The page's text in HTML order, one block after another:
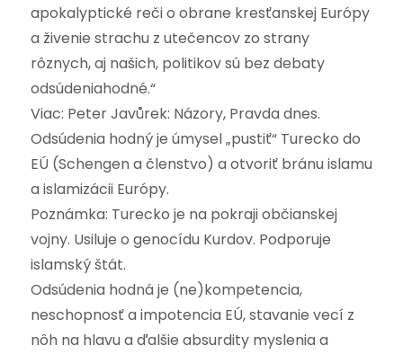
apokalyptické reči o obrane kresťanskej Európy
a živenie strachu z utečencov zo strany
rôznych, aj našich, politikov sú bez debaty
odsúdeniahodné.“
Viac: Peter Javůrek: Názory, Pravda dnes.
Odsúdenia hodný je úmysel „pustiť“ Turecko do
EÚ (Schengen a členstvo) a otvoriť bránu islamu
a islamizácii Európy.
Poznámka: Turecko je na pokraji občianskej
vojny. Usiluje o genocídu Kurdov. Podporuje
islamský štát.
Odsúdenia hodná je (ne)kompetencia,
neschopnosť a impotencia EÚ, stavanie vecí z
nôh na hlavu a ďalšie absurdity myslenia a